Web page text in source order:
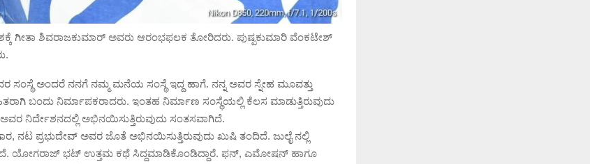
ಗೀತಾ ಶಿವರಾಜಕುಮಾರ್ ಅವರು ಆರಂಭಫಲಕ ತೋರಿದರು. ಪುಷ್ಪಕುಮಾರಿ ವೆಂಕಟೇಶ್
ಸಂಸ್ಥೆ ಅಂದರೆ ನನಗೆ ನಮ್ಮ ಮನೆಯ ಸಂಸ್ಥೆ ಇದ್ದ ಹಾಗೆ. ನನ್ನ ಅವರ ಸ್ನೇಹ ಮೂವತ್ತು
ಬಂದು ನಿರ್ಮಾಪಕರಾದರು. ಇಂತಹ ನಿರ್ಮಾಣ ಸಂಸ್ಥೆಯಲ್ಲಿ ಕೆಲಸ ಮಾಡುತ್ತಿರುವುದು
ನಿರ್ದೇಶನದಲ್ಲಿ ಅಭಿನಯಿಸುತ್ತಿರುವುದು ಸಂತಸವಾಗಿದೆ.
ನಟ ಪ್ರಭುದೇವ್ ಅವರ ಜೊತೆ ಅಭಿನಯಿಸುತ್ತಿರುವುದು ಖುಷಿ ತಂದಿದೆ. ಜುಲೈ ನಲ್ಲಿ
ಯೋಗರಾಜ್ ಭಟ್ ಉತ್ತಮ ಕಥೆ ಸಿದ್ದಮಾಡಿಕೊಂಡಿದ್ದಾರೆ.‌ ಫನ್, ಎಮೋಷನ್ ಹಾಗೂ